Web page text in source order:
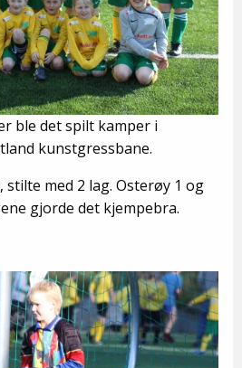
ble det spilt kamper i
kunstgressbane.
stilte med 2 lag. Osterøy 1 og
gjorde det kjempebra.